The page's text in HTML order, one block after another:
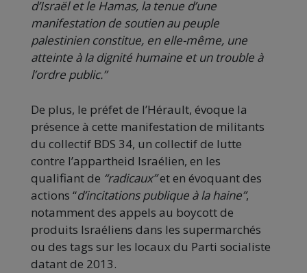
d’Israël et le Hamas, la tenue d’une
manifestation de soutien au peuple
palestinien constitue, en elle-même, une
atteinte à la dignité humaine et un trouble à
l’ordre public.”
De plus, le préfet de l’Hérault, évoque la
présence à cette manifestation de militants
du collectif BDS 34, un collectif de lutte
contre l’appartheid Israélien, en les
qualifiant de “radicaux”et en évoquant des
actions “d’incitations publique à la haine”,
notamment des appels au boycott de
produits Israéliens dans les supermarchés
ou des tags sur les locaux du Parti socialiste
datant de 2013.